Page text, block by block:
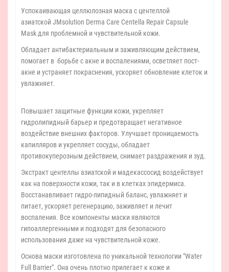
Успокаивающая целлюлозная маска с центеллой
азиатской JMsolution Derma Care Centella Repair Capsule
Mask для проблемной и чувствительной кожи.
Обладает антибактериальным и заживляющим действием,
помогает в борьбе с акне и воспалениями, осветляет пост-
акне и устраняет покраснения, ускоряет обновление клеток и
увлажняет.
Повышает защитные функции кожи, укрепляет
гидролипидный барьер и предотвращает негативное
воздействие внешних факторов. Улучшает проницаемость
капилляров и укрепляет сосуды, обладает
противокуперозным действием, снимает раздражения и зуд.
Экстракт центеллы азиатской и мадекассосид воздействует
как на поверхности кожи, так и в клетках эпидермиса.
Восстанавливает гидро-липидный баланс, увлажняет и
питает, ускоряет регенерацию, заживляет и лечит
воспаления. Все компоненты маски являются
гипоаллергенными и подходят для безопасного
использования даже на чувствительной коже.
Основа маски изготовлена по уникальной технологии "Water
Full Barrier". Она очень плотно прилегает к коже и